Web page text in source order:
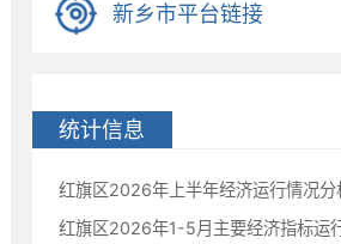
新乡市平台链接
统计信息
红旗区2026年上半年经济运行情况分
红旗区2026年1-5月主要经济指标运